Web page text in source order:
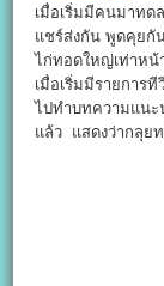
เมื่อเริ่มมีคนมาทด
แชร์ส่งกัน พูดคุยกัน
ไก่ทอดใหญ่เท่าหน้
เมื่อเริ่มมีรายการ
ไปทำบทความแนะ
แล้ว แสดงว่ากลุย